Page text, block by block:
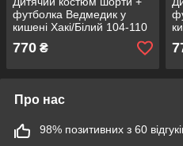
футболка Ведмедик у
кишені Хакі/Білий 104-110
770 ₴
Про нас
98% позитивних з 60